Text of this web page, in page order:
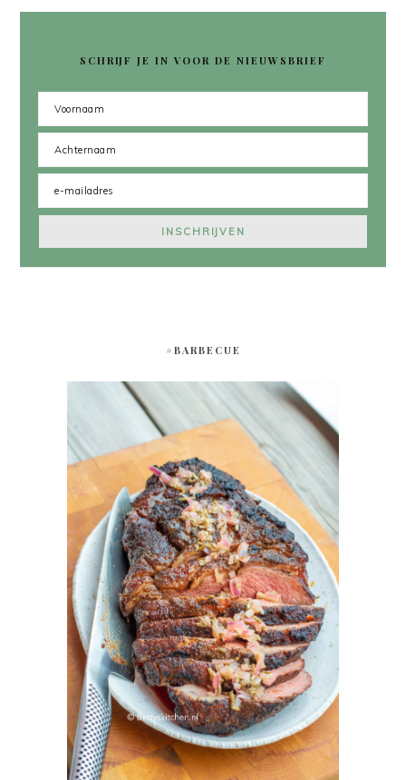
SCHRIJF JE IN VOOR DE NIEUWSBRIEF
#BARBECUE